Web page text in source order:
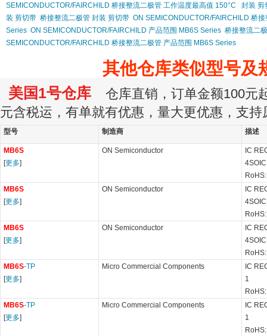
SEMICONDUCTOR/FAIRCHILD 桥接整流二极管 工作温度最高值 150°C
封装 剪
装 剪切带 桥接整流二极管 封装 剪切带 ON SEMICONDUCTOR/FAIRCHILD 桥
Series ON SEMICONDUCTOR/FAIRCHILD 产品范围 MB6S Series 桥接整流二
SEMICONDUCTOR/FAIRCHILD 桥接整流二极管 产品范围 MB6S Series
其他仓库类似型号及
美国1号仓库 仓库直销，订单金额100元
元含税运，有单就有优惠，量大更优惠，支持
型号 制造商 描述
MB6S
[更多]
ON Semiconductor
IC
4SOIC
MB6S
[更多]
ON Semiconductor
IC
4SOIC
MB6S
[更多]
ON Semiconductor
IC
4SOIC
MB6S-TP
[更多]
Micro Commercial Components
IC
1
MB6S-TP
[更多]
Micro Commercial Components
IC
1